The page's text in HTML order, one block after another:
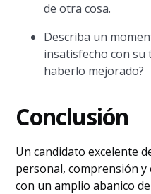
de otra cosa.
Describa un
insatisfecho con su
haberlo mejorado?
Conclusión
Un candidato excelente
personal, comprensión
con un amplio abanico